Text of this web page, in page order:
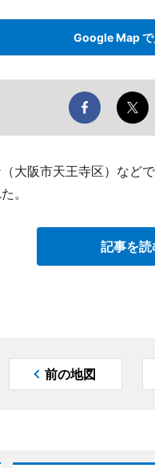
Google Map で
大阪市天王寺区）など
。
記事を読
前の地図